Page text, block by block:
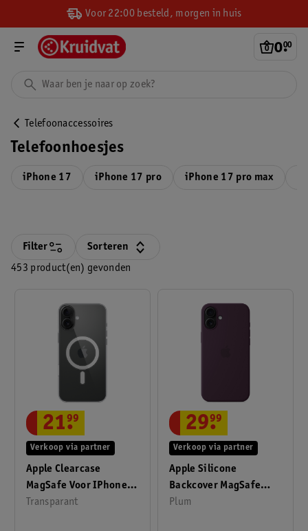
Voor 22:00 besteld, morgen in huis
0.
00
Telefoonaccessoires
Telefoonhoesjes
iPhone 17 iPhone 17 pro iPhone 17 pro max
453 product(en) gevonden
Filter Sorteren
Apple Clearcase
MagSafe Voor IPhone
16 Plus
Transparant
Verkoop via partner
21.
99
Apple Silicone
Backcover MagSafe
Voor IPhone 16 Plus
Plum
Verkoop via partner
29.
99